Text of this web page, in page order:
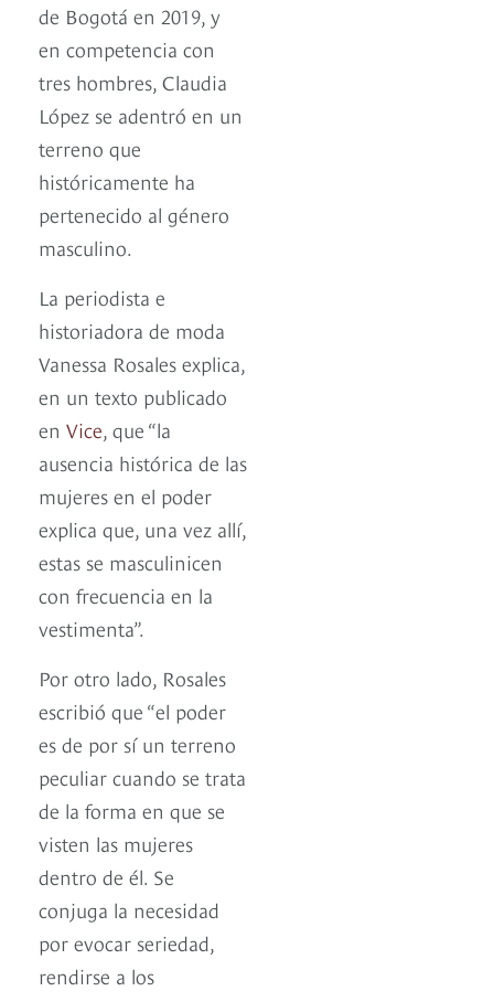
de Bogotá en 2019, y
en competencia con
tres hombres, Claudia
López se adentró en un
terreno que
históricamente ha
pertenecido al género
masculino.
La periodista e
historiadora de moda
Vanessa Rosales explica,
en un texto publicado
en Vice, que “la
ausencia histórica de las
mujeres en el poder
explica que, una vez allí,
estas se masculinicen
con frecuencia en la
vestimenta”.
Por otro lado, Rosales
escribió que “el poder
es de por sí un terreno
peculiar cuando se trata
de la forma en que se
visten las mujeres
dentro de él. Se
conjuga la necesidad
por evocar seriedad,
rendirse a los